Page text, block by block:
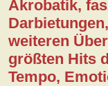
Akrobatik,
weiteren
größten Hits
Tempo,